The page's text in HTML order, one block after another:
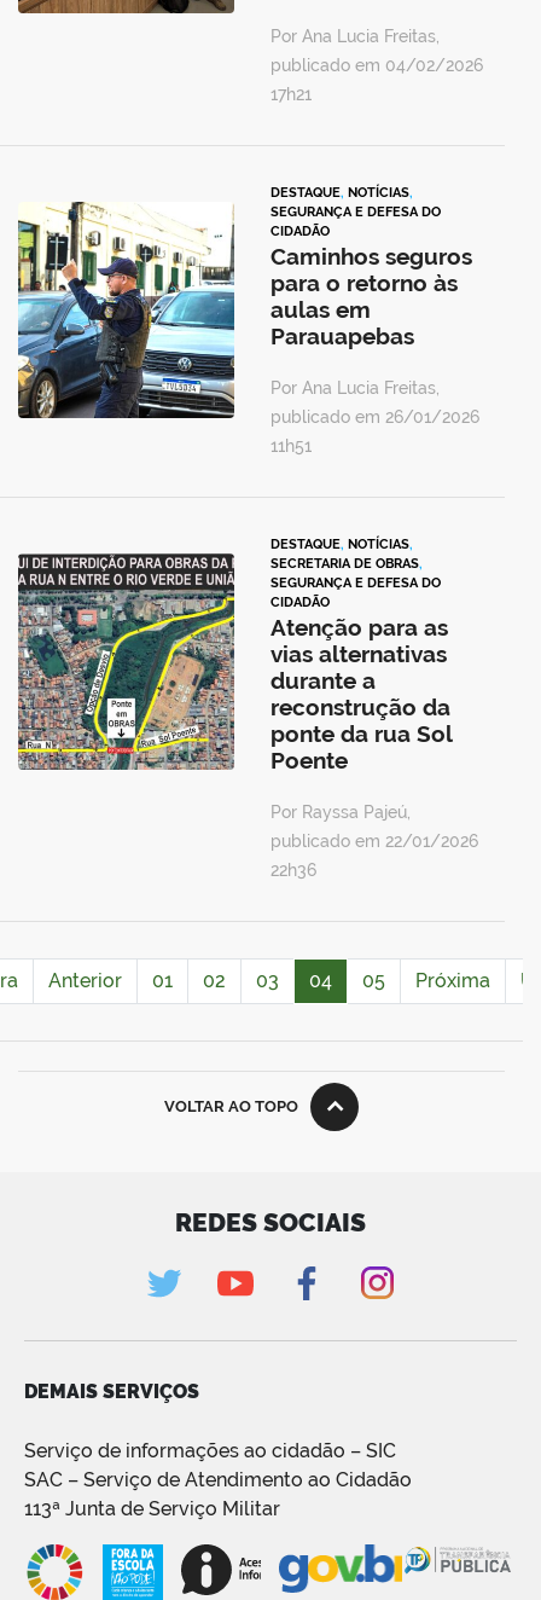
Por Ana Lucia Freitas,
publicado em 04/02/2026
17h21
DESTAQUE, NOTÍCIAS,
SEGURANÇA E DEFESA DO
CIDADÃO
Caminhos seguros
para o retorno às
aulas em
Parauapebas
Por Ana Lucia Freitas,
publicado em 26/01/2026
11h51
DESTAQUE, NOTÍCIAS,
SECRETARIA DE OBRAS,
SEGURANÇA E DEFESA DO
CIDADÃO
Atenção para as
vias alternativas
durante a
reconstrução da
ponte da rua Sol
Poente
Por Rayssa Pajeú,
publicado em 22/01/2026
22h36
Anterior 01 02 03 04 05 Próxima
VOLTAR AO TOPO
REDES SOCIAIS
DEMAIS SERVIÇOS
Serviço de informações ao cidadão – SIC
SAC – Serviço de Atendimento ao Cidadão
113ª Junta de Serviço Militar